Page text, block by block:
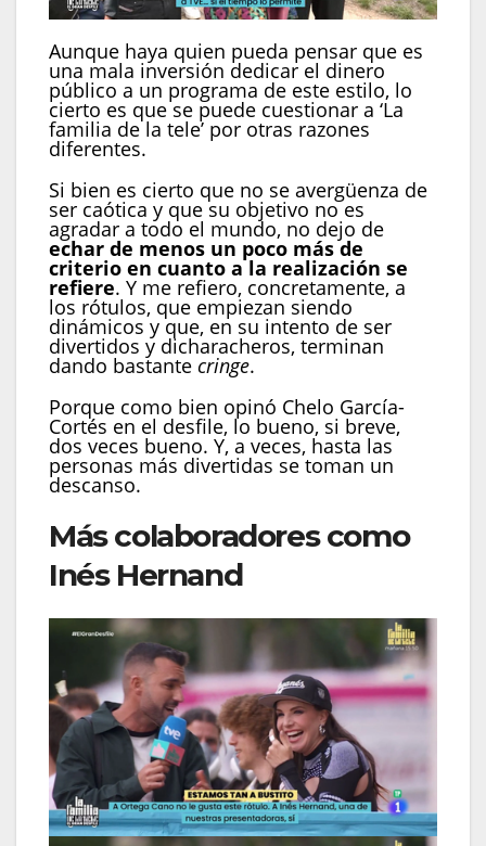
Aunque haya quien pueda pensar que es
una mala inversión dedicar el dinero
público a un programa de este estilo, lo
cierto es que se puede cuestionar a ‘La
familia de la tele’ por otras razones
diferentes.
Si bien es cierto que no se avergüenza de
ser caótica y que su objetivo no es
agradar a todo el mundo, no dejo de
echar de menos un poco más de
criterio en cuanto a la realización se
refiere. Y me refiero, concretamente, a
los rótulos, que empiezan siendo
dinámicos y que, en su intento de ser
divertidos y dicharacheros, terminan
dando bastante cringe.
Porque como bien opinó Chelo García-
Cortés en el desfile, lo bueno, si breve,
dos veces bueno. Y, a veces, hasta las
personas más divertidas se toman un
descanso.
Más colaboradores como
Inés Hernand